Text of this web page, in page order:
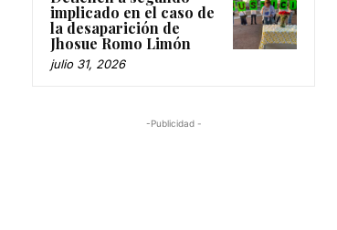
implicado en el caso de
la desaparición de
Jhosue Romo Limón
julio 31, 2026
-Publicidad -